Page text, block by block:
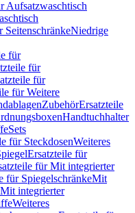
Aufsatzwaschtisch
SeitenschränkeNiedrige
für
für
für
für Weitere
ZubehörErsatzteile
Handtuchhalter
Sets
für SteckdosenWeiteres
Ersatzteile für
für Mit integrierter
für SpiegelschränkeMit
integrierter
Weiteres